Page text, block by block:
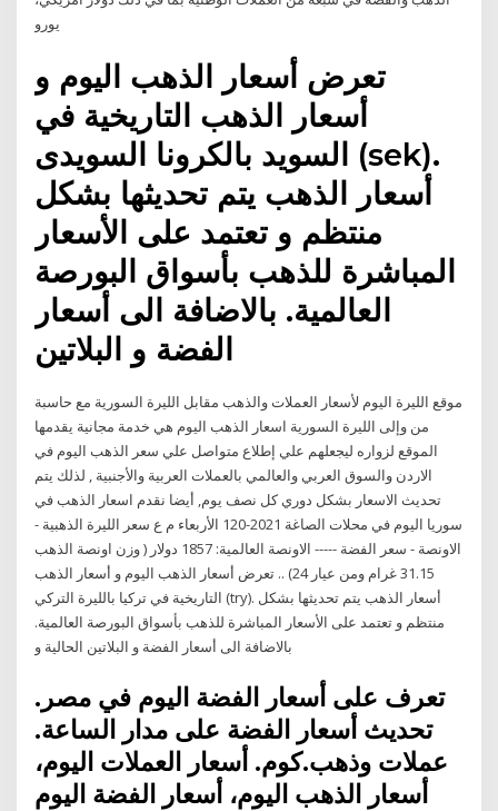
يورو
تعرض أسعار الذهب اليوم و
أسعار الذهب التاريخية في
السويد بالكرونا السويدى (sek).
أسعار الذهب يتم تحديثها بشكل
منتظم و تعتمد على الأسعار
المباشرة للذهب بأسواق البورصة
العالمية. بالاضافة الى أسعار
الفضة و البلاتين
موقع الليرة اليوم لأسعار العملات والذهب مقابل الليرة السورية مع حاسبة
من وإلى الليرة السورية اسعار الذهب اليوم هي خدمة مجانية يقدمها
الموقع لزواره ليجعلهم علي إطلاع متواصل علي سعر الذهب اليوم في
الاردن والسوق العربي والعالمي بالعملات العربية والأجنبية , لذلك يتم
تحديث الاسعار بشكل دوري كل نصف يوم, أيضا نقدم اسعار الذهب في
سوريا اليوم في محلات الصاغة 2021-120 الأربعاء م ع سعر الليرة الذهبية -
الاونصة - سعر الفضة ----- الاونصة العالمية: 1857 دولار ( وزن اونصة الذهب
31.15 غرام ومن عيار 24) .. تعرض أسعار الذهب اليوم و أسعار الذهب
التاريخية في تركيا بالليرة التركي (try). أسعار الذهب يتم تحديثها بشكل
منتظم و تعتمد على الأسعار المباشرة للذهب بأسواق البورصة العالمية.
بالاضافة الى أسعار الفضة و البلاتين الحالية و
تعرف على أسعار الفضة اليوم في مصر.
تحديث أسعار الفضة على مدار الساعة.
عملات وذهب.كوم. أسعار العملات اليوم،
أسعار الذهب اليوم، أسعار الفضة اليوم